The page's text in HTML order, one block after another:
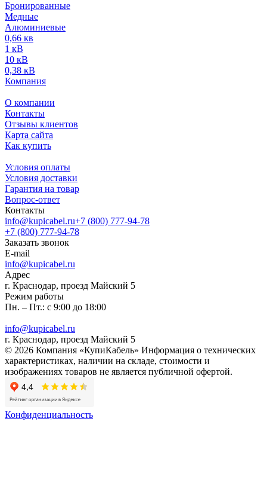
Бронированные
Медные
Алюминиевые
0,66 кв
1 кВ
10 кВ
0,38 кВ
Компания
О компании
Контакты
Отзывы клиентов
Карта сайта
Как купить
Условия оплаты
Условия доставки
Гарантия на товар
Вопрос-ответ
Контакты
info@kupicabel.ru+7 (800) 777-94-78
+7 (800) 777-94-78
Заказать звонок
E-mail
info@kupicabel.ru
Адрес
г. Краснодар, проезд Майский 5
Режим работы
Пн. – Пт.: с 9:00 до 18:00
info@kupicabel.ru
г. Краснодар, проезд Майский 5
© 2026 Компания «КупиКабель» Информация о технических
характеристиках, наличии на складе, стоимости и
изображениях товаров не является публичной офертой.
Конфиденциальность